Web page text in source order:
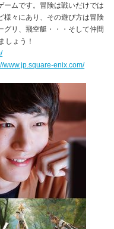
ームです。冒険は戦いだけでは
様々にあり、その遊び方は冒険
グリ、飛空艇・・・そして仲間
しょう！
www.jp.square-enix.com/